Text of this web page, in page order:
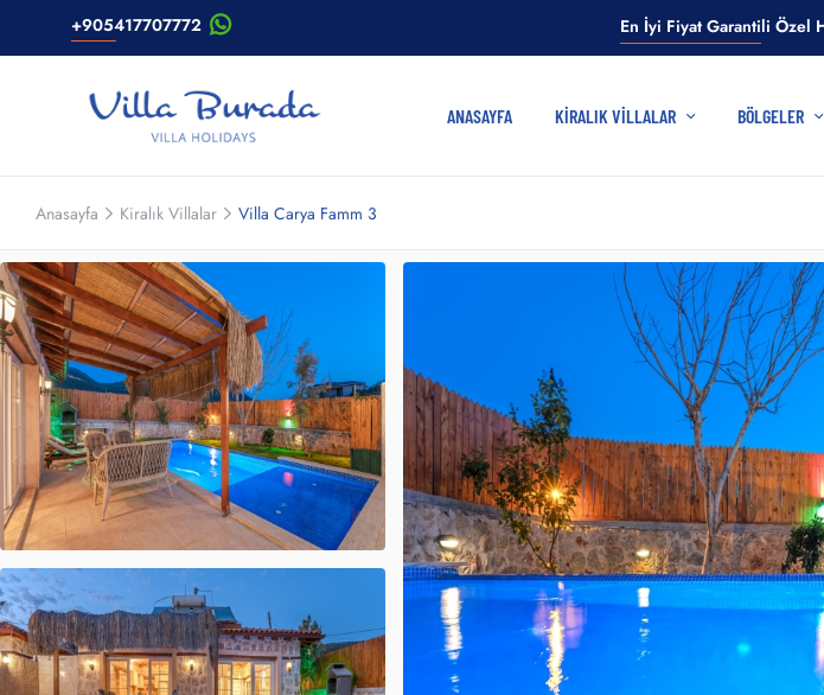
+905417707772 En İyi Fiyat Garantili Özel
ANASAYFA KIRALIK VILLALAR BÖLGELER
Anasayfa Kiralık Villalar Villa Carya Famm 3